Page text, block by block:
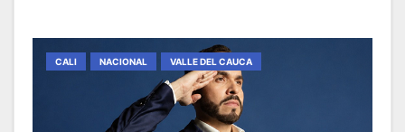
CALI NACIONAL VALLE DEL CAUCA